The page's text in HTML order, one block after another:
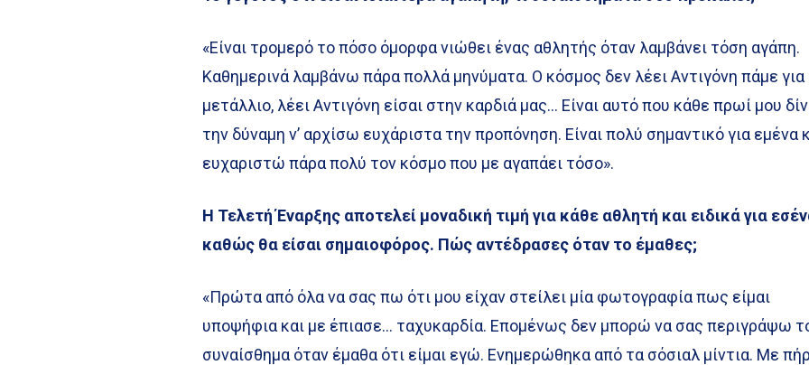
«Είναι τρομερό το πόσο όμορφα νιώθει ένας αθλητής όταν λαμβάνει τόση αγάπη.
Καθημερινά λαμβάνω πάρα πολλά μηνύματα. Ο κόσμος δεν λέει Αντιγόνη πάμε για
μετάλλιο, λέει Αντιγόνη είσαι στην καρδιά μας… Είναι αυτό που κάθε πρωί μου
την δύναμη ν’ αρχίσω ευχάριστα την προπόνηση. Είναι πολύ σημαντικό για εμένα
ευχαριστώ πάρα πολύ τον κόσμο που με αγαπάει τόσο».
Η Τελετή Έναρξης αποτελεί μοναδική τιμή για κάθε αθλητή και ειδικά για
καθώς θα είσαι σημαιοφόρος. Πώς αντέδρασες όταν το έμαθες;
«Πρώτα από όλα να σας πω ότι μου είχαν στείλει μία φωτογραφία πως είμαι
υποψήφια και με έπιασε… ταχυκαρδία. Επομένως δεν μπορώ να σας περιγράψω
συναίσθημα όταν έμαθα ότι είμαι εγώ. Ενημερώθηκα από τα σόσιαλ μίντια. Με